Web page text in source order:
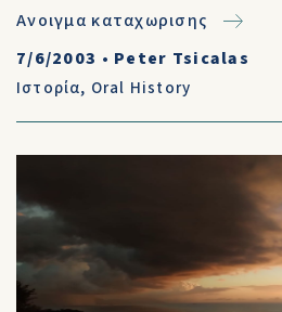
Ανοιγμα καταχωρισης
7/6/2003 • Peter Tsicalas
Ιστορία, Oral History